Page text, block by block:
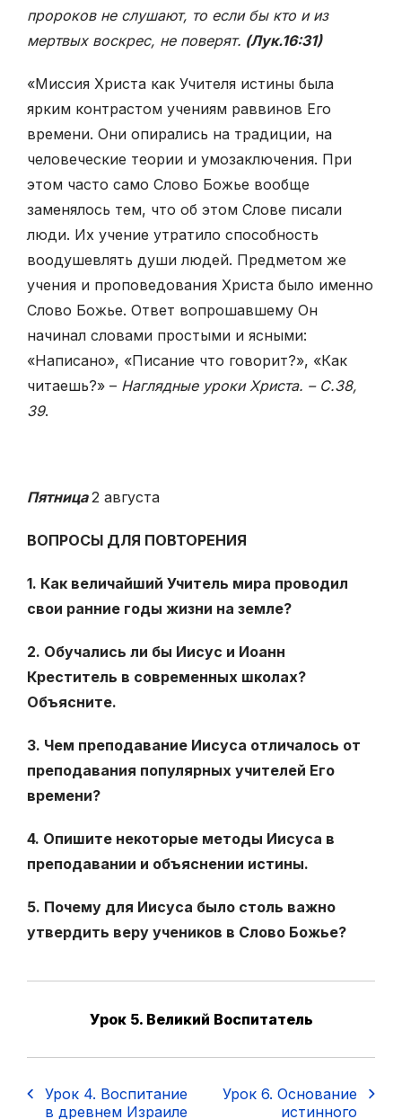
пророков не слушают, то если бы кто и из
мертвых воскрес, не поверят. (Лук.16:31)
«Миссия Христа как Учителя истины была
ярким контрастом учениям раввинов Его
времени. Они опирались на традиции, на
человеческие теории и умозаключения. При
этом часто само Слово Божье вообще
заменялось тем, что об этом Слове писали
люди. Их учение утратило способность
воодушевлять души людей. Предметом же
учения и проповедования Христа было именно
Слово Божье. Ответ вопрошавшему Он
начинал словами простыми и ясными:
«Написано», «Писание что говорит?», «Как
читаешь?» – Наглядные уроки Христа. – С.38,
39.
Пятница2 августа
ВОПРОСЫ ДЛЯ ПОВТОРЕНИЯ
1. Как величайший Учитель мира проводил
свои ранние годы жизни на земле?
2. Обучались ли бы Иисус и Иоанн
Креститель в современных шко­лах?
Объясните.
3. Чем преподавание Иисуса отличалось от
преподавания популяр­ных учителей Его
времени?
4. Опишите некоторые методы Иисуса в
преподавании и объяснении истины.
5. Почему для Иисуса было столь важно
утвердить веру учеников в Слово Божье?
Урок 5. Великий Воспитатель
Урок 4. Воспитание
в древнем Израиле
Урок 6. Основание
истинного